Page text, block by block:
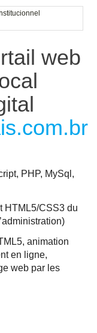
web
PHP, MySql,
HTML5/CSS3 du
animation
en ligne,
web par les